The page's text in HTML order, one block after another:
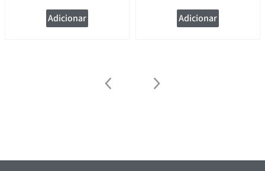
Adicionar Adicionar